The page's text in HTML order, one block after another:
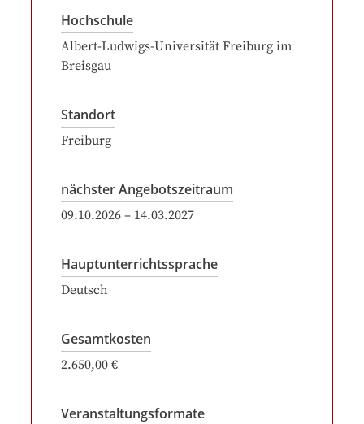
Hochschule
Albert-Ludwigs-Universität Freiburg im
Breisgau
Standort
Freiburg
nächster Angebotszeitraum
09.10.2026 – 14.03.2027
Hauptunterrichtssprache
Deutsch
Gesamtkosten
2.650,00 €
Veranstaltungsformate